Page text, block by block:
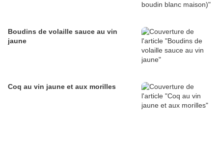
Boudins de volaille sauce au vin
jaune
Coq au vin jaune et aux morilles